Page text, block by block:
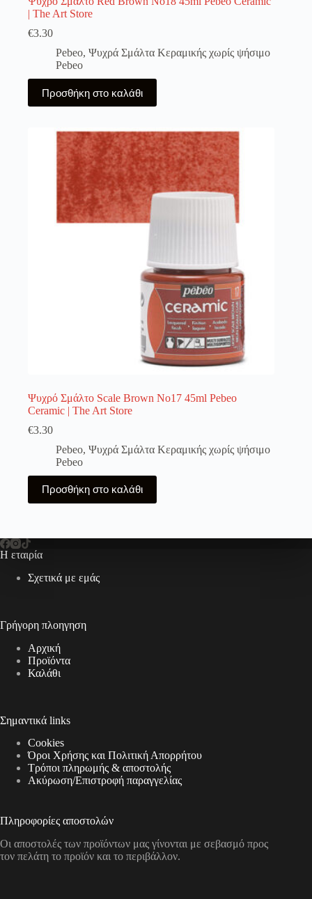
| The Art Store
€3.30
Pebeo, Ψυχρά Σμάλτα Κεραμικής χωρίς ψήσιμο
Pebeo
Προσθήκη στο καλάθι
Ψυχρό Σμάλτο Scale Brown No17 45ml Pebeo
Ceramic | The Art Store
€3.30
Pebeo, Ψυχρά Σμάλτα Κεραμικής χωρίς ψήσιμο
Pebeo
Προσθήκη στο καλάθι
Η εταιρία
Σχετικά με εμάς
Γρήγορη πλοηγηση
Αρχική
Προϊόντα
Καλάθι
Σημαντικά links
Cookies
Όροι Χρήσης και Πολιτική Απορρήτου
Τρόποι πληρωμής & αποστολής
Aκύρωση/Επιστροφή παραγγελίας
Πληροφορίες αποστολών
Οι αποστολές των προϊόντων μας γίνονται με σεβασμό προς
τον πελάτη το προϊόν και το περιβάλλον.